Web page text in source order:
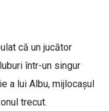
că un jucător
într-un singur
a lui Albu, mijlocașul
trecut.